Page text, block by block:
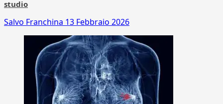
studio
Salvo Franchina 13 Febbraio 2026